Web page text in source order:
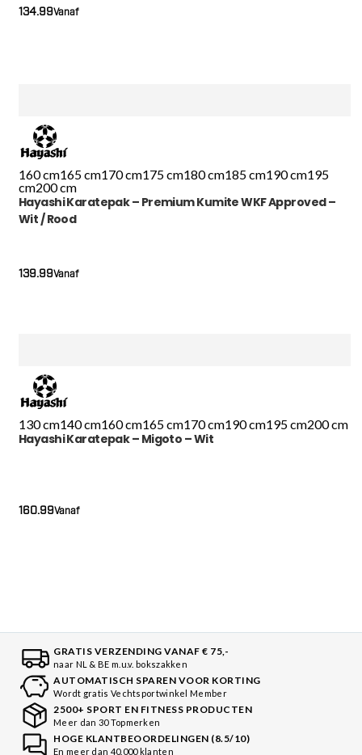
Vanaf
134.99
160 cm165 cm170 cm175 cm180 cm185 cm190 cm195
cm200 cm
Hayashi Karatepak – Premium Kumite WKF Approved –
Wit / Rood
Vanaf
139.99
130 cm140 cm160 cm165 cm170 cm190 cm195 cm200 cm
Hayashi Karatepak – Migoto – Wit
Vanaf
160.99
GRATIS VERZENDING VANAF € 75,-
naar NL & BE m.u.v. bokszakken
AUTOMATISCH SPAREN VOOR KORTING
Wordt gratis Vechtsportwinkel Member
2500+ SPORT EN FITNESS PRODUCTEN
Meer dan 30 Topmerken
HOGE KLANTBEOORDELINGEN (8.5/10)
En meer dan 40.000 klanten